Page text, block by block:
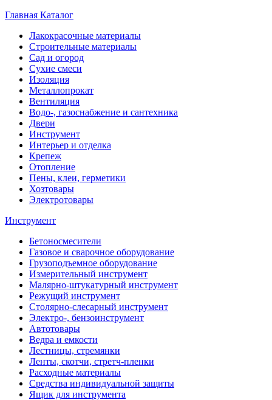
Главная Каталог
Лакокрасочные материалы
Строительные материалы
Сад и огород
Сухие смеси
Изоляция
Металлопрокат
Вентиляция
Водо-, газоснабжение и сантехника
Двери
Инструмент
Интерьер и отделка
Крепеж
Отопление
Пены, клеи, герметики
Хозтовары
Электротовары
Инструмент
Бетоносмесители
Газовое и сварочное оборудование
Грузоподъемное оборудование
Измерительный инструмент
Малярно-штукатурный инструмент
Режущий инструмент
Столярно-слесарный инструмент
Электро-, бензоинструмент
Автотовары
Ведра и емкости
Лестницы, стремянки
Ленты, скотчи, стретч-пленки
Расходные материалы
Средства индивидуальной защиты
Ящик для инструмента